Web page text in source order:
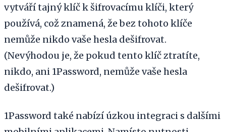
vytváří tajný klíč k šifrovacímu klíči, který
používá, což znamená, že bez tohoto klíče
nemůže nikdo vaše hesla dešifrovat.
(Nevýhodou je, že pokud tento klíč ztratíte,
nikdo, ani 1Password, nemůže vaše hesla
dešifrovat.)
1Password také nabízí úzkou integraci s dalšími